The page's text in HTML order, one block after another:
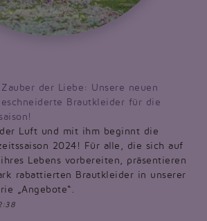
der Liebe: Unsere neuen
Brautkleider für die
Luft und mit ihm beginnt die
2024! Für alle, die sich auf
Lebens vorbereiten, präsentieren
rabattierten Brautkleider in unserer
„Angebote“.